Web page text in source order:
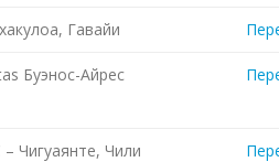
Гавайи
Буэнос-Айрес
Чигуаянте, Чили